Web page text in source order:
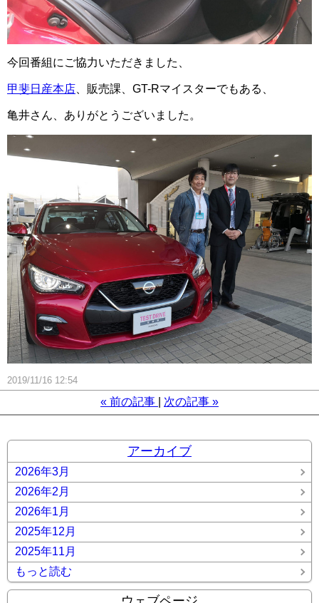
今回番組にご協力いただきました、
甲斐日産本店 、販売課、GT-Rマイスターでもある、
亀井さん、ありがとうございました。
2019/11/16 12:54
« 前の記事 次の記事 »
アーカイブ
2026年3月
2026年2月
2026年1月
2025年12月
2025年11月
もっと読む